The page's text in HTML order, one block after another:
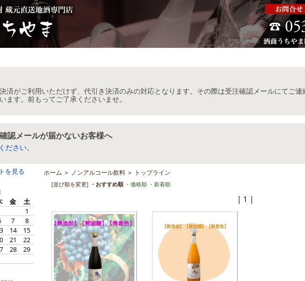
済がご利用いただけず、代引き決済のみの対応となります。その際は受注確認メールにてご
ます。前もってご了承くださいませ。
認メールが届かないお客様へ
さい。
金
土
1
7
8
14
15
21
22
28
29
ホーム ＞ ノンアルコール飲料 ＞ トップライン
[並び順を変更] ・おすすめ順 ・価格順 ・新着順
| 1 |